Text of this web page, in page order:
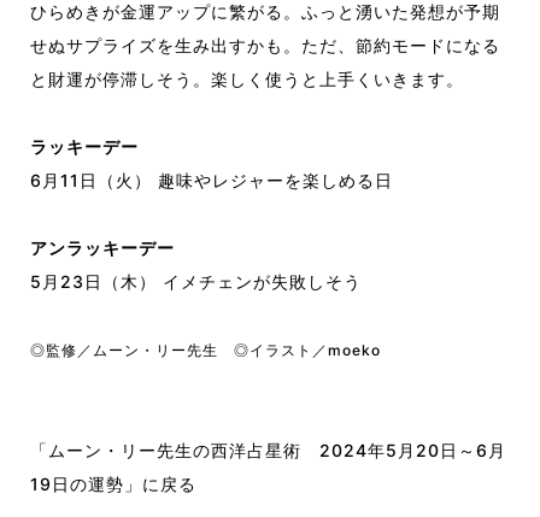
ひらめきが金運アップに繁がる。ふっと湧いた発想が予期
せぬサプライズを生み出すかも。ただ、節約モードになる
と財運が停滞しそう。楽しく使うと上手くいきます。
ラッキーデー
6月11日（火） 趣味やレジャーを楽しめる日
アンラッキーデー
5月23日（木） イメチェンが失敗しそう
◎監修／ムーン・リー先生 ◎イラスト／moeko
「ムーン・リー先生の西洋占星術 2024年5月20日～6月
19日の運勢」に戻る